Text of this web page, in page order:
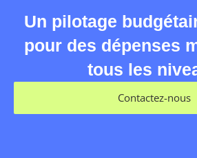
Un pilotage
pour des dépenses
tous les
Contactez-nous